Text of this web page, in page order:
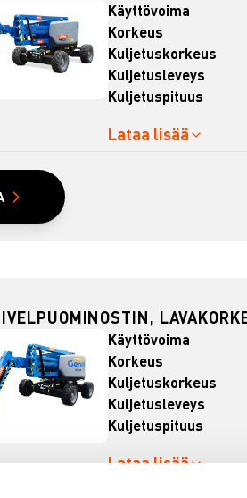
Käyttövoima
Korkeus
Kuljetuskorkeus
Kuljetusleveys
Kuljetuspituus
Lataa lisää
Käyttövoima
Korkeus
Kuljetuskorkeus
Kuljetusleveys
Kuljetuspituus
Lataa lisää